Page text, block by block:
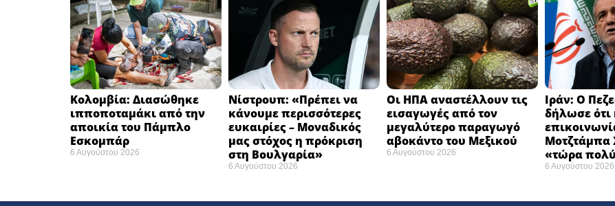
Κολομβία: Διασώθηκε
ιπποποταμάκι από την
αποικία του Πάμπλο
Εσκομπάρ ​
6 Αυγούστου 2026
Νίστρουπ: «Πρέπει να
κάνουμε περισσότερες
ευκαιρίες – Μοναδικός
μας στόχος η πρόκριση
στη Βουλγαρία» ​
6 Αυγούστου 2026
Οι ΗΠΑ αναστέλλουν τις
εισαγωγές από τον
μεγαλύτερο παραγωγό
αβοκάντο του Μεξικού ​
6 Αυγούστου 2026
Ιράν: Ο
δήλωσε ότι
Μοτζτάμπα
«τώρα
6 Αυγούστου 2026